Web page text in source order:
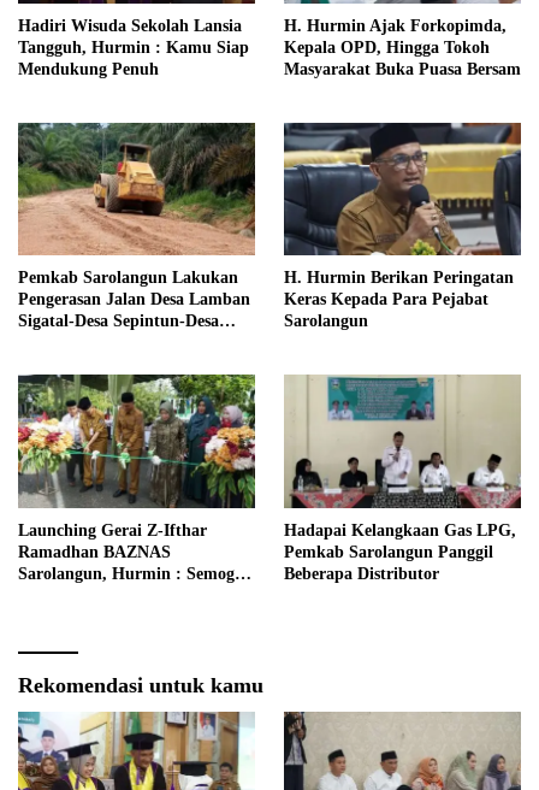
Hadiri Wisuda Sekolah Lansia
Tangguh, Hurmin : Kamu Siap
Mendukung Penuh
H. Hurmin Ajak Forkopimda,
Kepala OPD, Hingga Tokoh
Masyarakat Buka Puasa Bersam
Pemkab Sarolangun Lakukan
Pengerasan Jalan Desa Lamban
Sigatal-Desa Sepintun-Desa
H. Hurmin Berikan Peringatan
Keras Kepada Para Pejabat
Sarolangun
Launching Gerai Z-Ifthar
Ramadhan BAZNAS
Sarolangun, Hurmin : Semoga
Hadapai Kelangkaan Gas LPG,
Pemkab Sarolangun Panggil
Beberapa Distributor
Rekomendasi untuk kamu